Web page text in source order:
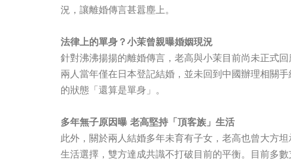
況，讓離婚傳言甚囂塵上。
法律上的單身？小茉曾親曝婚姻現況
針對沸沸揚揚的離婚傳言，老高與小茉目前尚未正式
兩人當年僅在日本登記結婚，並未回到中國辦理相關
的狀態「還算是單身」。
多年無子原因曝 老高堅持「頂客族」生活
此外，關於兩人結婚多年未育有子女，老高也曾大方
生活選擇，雙方達成共識不打破目前的平衡。目前多